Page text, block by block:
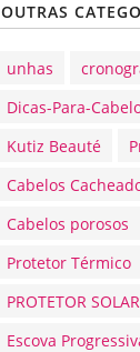
OUTRAS
unhas
Dicas-Para-
Kutiz Beauté
Cabelos
Cabelos porosos
Protetor Térmico
PROTETOR SOLAR
Escova